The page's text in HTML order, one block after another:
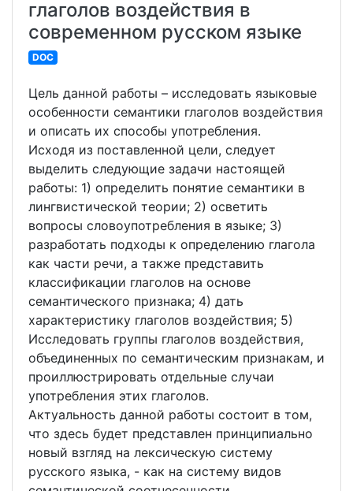
глаголов воздействия в
современном русском языке
DOC
Цель данной работы – исследовать языковые
особенности семантики глаголов воздействия
и описать их способы употребления.
Исходя из поставленной цели, следует
выделить следующие задачи настоящей
работы: 1) определить понятие семантики в
лингвистической теории; 2) осветить
вопросы словоупотребления в языке; 3)
разработать подходы к определению глагола
как части речи, а также представить
классификации глаголов на основе
семантического признака; 4) дать
характеристику глаголов воздействия; 5)
Исследовать группы глаголов воздействия,
объединенных по семантическим признакам, и
проиллюстрировать отдельные случаи
употребления этих глаголов.
Актуальность данной работы состоит в том,
что здесь будет представлен принципиально
новый взгляд на лексическую систему
русского языка, - как на систему видов